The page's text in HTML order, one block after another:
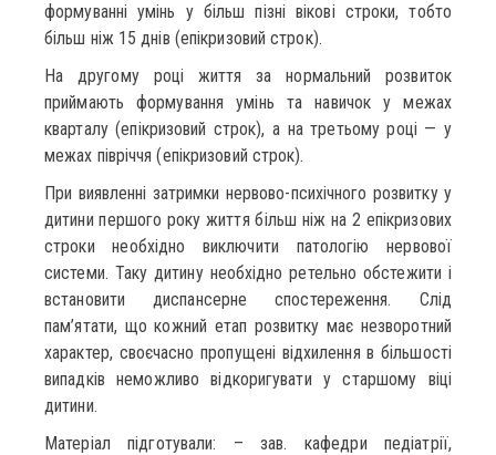
формуванні умінь у більш пізні вікові строки, тобто
більш ніж 15 днів (епікризовий строк).
На другому році життя за нормальний розвиток
приймають формування умінь та навичок у межах
кварталу (епікризовий строк), а на третьому році — у
межах півріччя (епікризовий строк).
При виявленні затримки нервово-психічного розвитку у
дитини першого року життя більш ніж на 2 епікризових
строки необхідно виключити патологію нервової
системи. Таку дитину необхідно ретельно обстежити і
встановити диспансерне спостереження. Слід
пам’ятати, що кожний етап розвитку має незворотний
характер, своєчасно пропущені відхилення в більшості
випадків неможливо відкоригувати у старшому віці
дитини.
Матеріал підготували: – зав. кафедри педіатрії,